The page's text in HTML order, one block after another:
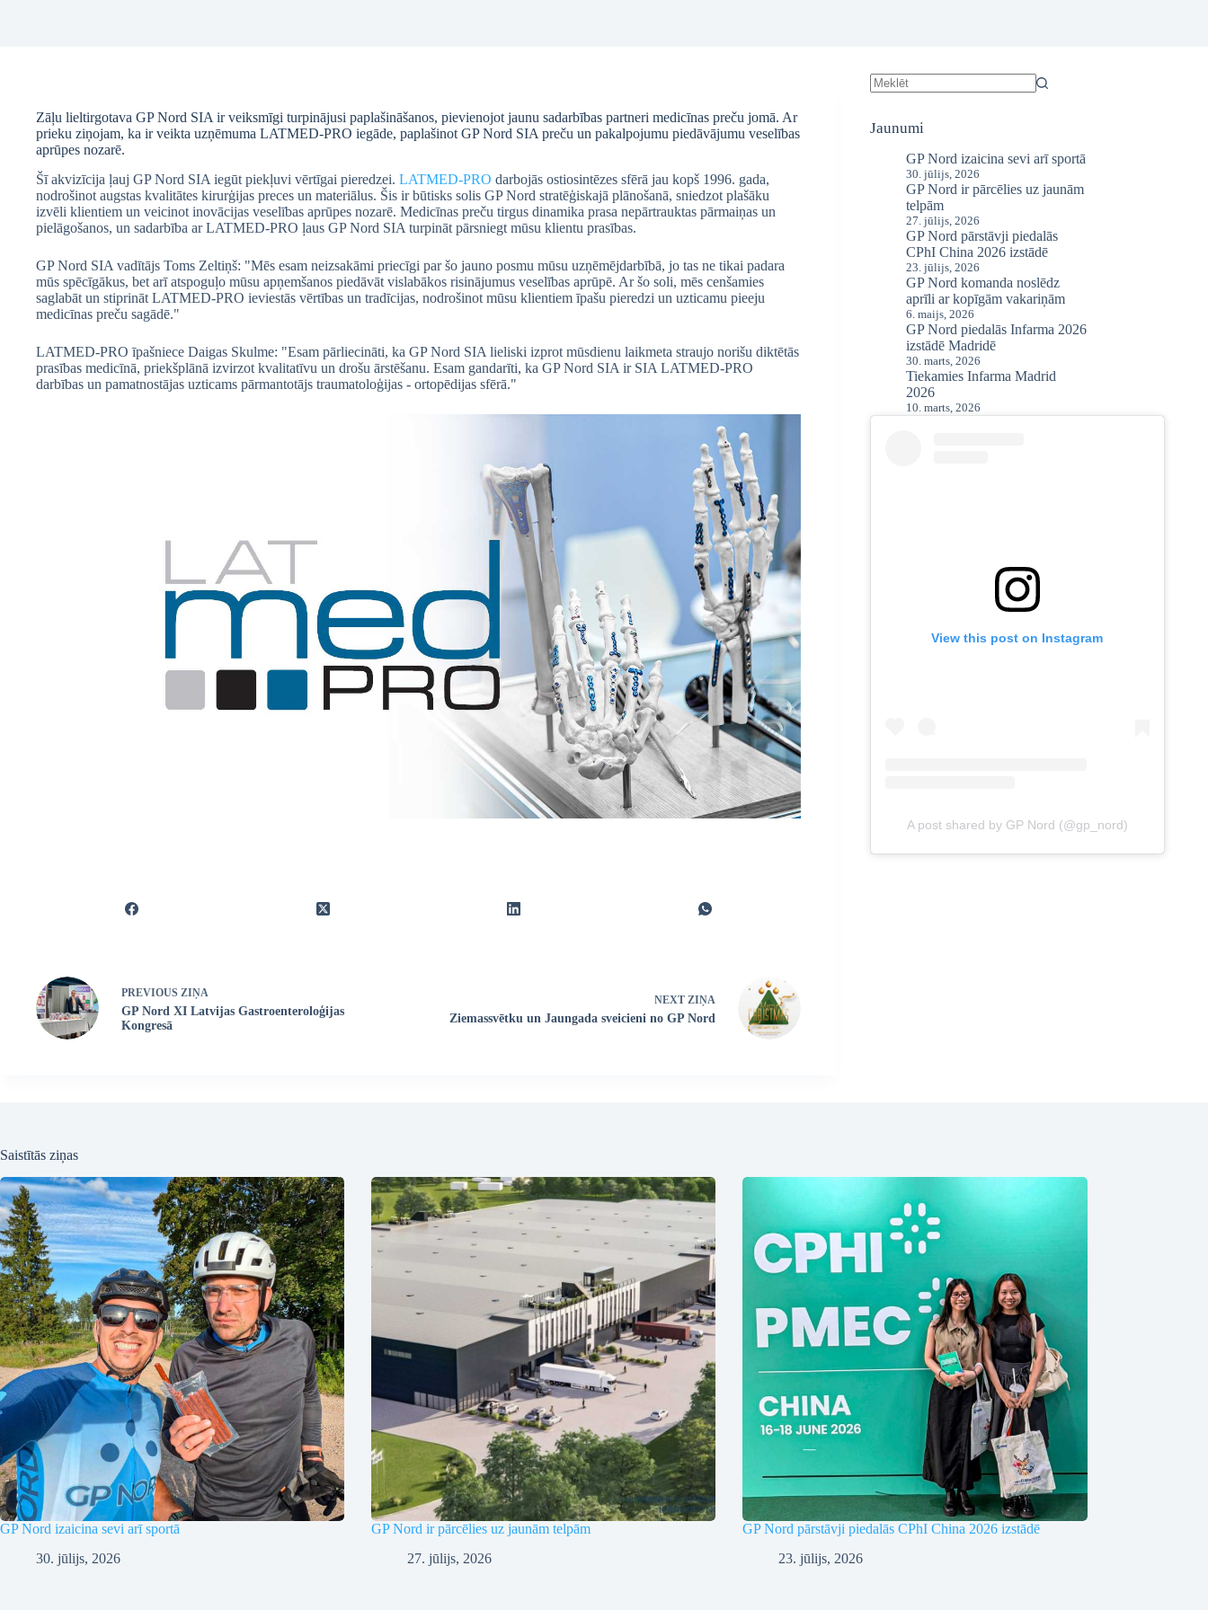
Zāļu lieltirgotava GP Nord SIA ir veiksmīgi turpinājusi paplašināšanos, pievienojot jaunu sadarbības partneri medicīnas preču jomā. Ar
prieku ziņojam, ka ir veikta uzņēmuma LATMED-PRO iegāde, paplašinot GP Nord SIA preču un pakalpojumu piedāvājumu veselības
aprūpes nozarē.
Šī akvizīcija ļauj GP Nord SIA iegūt piekļuvi vērtīgai pieredzei. LATMED-PRO darbojās ostiosintēzes sfērā jau kopš 1996. gada,
nodrošinot augstas kvalitātes kirurģijas preces un materiālus. Šis ir būtisks solis GP Nord stratēģiskajā plānošanā, sniedzot plašāku
izvēli klientiem un veicinot inovācijas veselības aprūpes nozarē. Medicīnas preču tirgus dinamika prasa nepārtrauktas pārmaiņas un
pielāgošanos, un sadarbība ar LATMED-PRO ļaus GP Nord SIA turpināt pārsniegt mūsu klientu prasības.
GP Nord SIA vadītājs Toms Zeltiņš: "Mēs esam neizsakāmi priecīgi par šo jauno posmu mūsu uzņēmējdarbībā, jo tas ne tikai padara
mūs spēcīgākus, bet arī atspoguļo mūsu apņemšanos piedāvāt vislabākos risinājumus veselības aprūpē. Ar šo soli, mēs cenšamies
saglabāt un stiprināt LATMED-PRO ieviestās vērtības un tradīcijas, nodrošinot mūsu klientiem īpašu pieredzi un uzticamu pieeju
medicīnas preču sagādē."
LATMED-PRO īpašniece Daigas Skulme: "Esam pārliecināti, ka GP Nord SIA lieliski izprot mūsdienu laikmeta straujo norišu diktētās
prasības medicīnā, priekšplānā izvirzot kvalitatīvu un drošu ārstēšanu. Esam gandarīti, ka GP Nord SIA ir SIA LATMED-PRO
darbības un pamatnostājas uzticams pārmantotājs traumatoloģijas - ortopēdijas sfērā."
PREVIOUS ZIŅA
GP Nord XI Latvijas Gastroenteroloģijas
Kongresā
NEXTZIŅA
Ziemassvētku un Jaungada sveicieni no GP Nord
Jaunumi
GP Nord izaicina sevi arī sportā
30. jūlijs, 2026
GP Nord ir pārcēlies uz jaunām
telpām
27. jūlijs, 2026
GP Nord pārstāvji piedalās
CPhI China 2026 izstādē
23. jūlijs, 2026
GP Nord komanda noslēdz
aprīli ar kopīgām vakariņām
6. maijs, 2026
GP Nord piedalās Infarma 2026
izstādē Madridē
30. marts, 2026
Tiekamies Infarma Madrid
2026
10. marts, 2026
View this post on Instagram
A post shared by GP Nord (@gp_nord)
Saistītās ziņas
GP Nord izaicina sevi arī sportā
30. jūlijs, 2026
GP Nord ir pārcēlies uz jaunām telpām
27. jūlijs, 2026
GP Nord pārstāvji piedalās CPhI China 2026 izstādē
23. jūlijs, 2026